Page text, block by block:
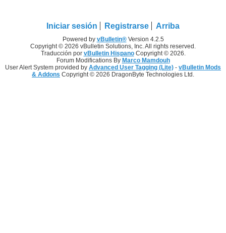
Iniciar sesión Registrarse Arriba
Powered by vBulletin®Version 4.2.5
Copyright © 2026 vBulletin Solutions, Inc. All rights reserved.
Traducción por vBulletin HispanoCopyright © 2026.
Forum Modifications By Marco Mamdouh
User Alert System provided by Advanced User Tagging (Lite) - vBulletin Mods
& Addons Copyright © 2026 DragonByte Technologies Ltd.